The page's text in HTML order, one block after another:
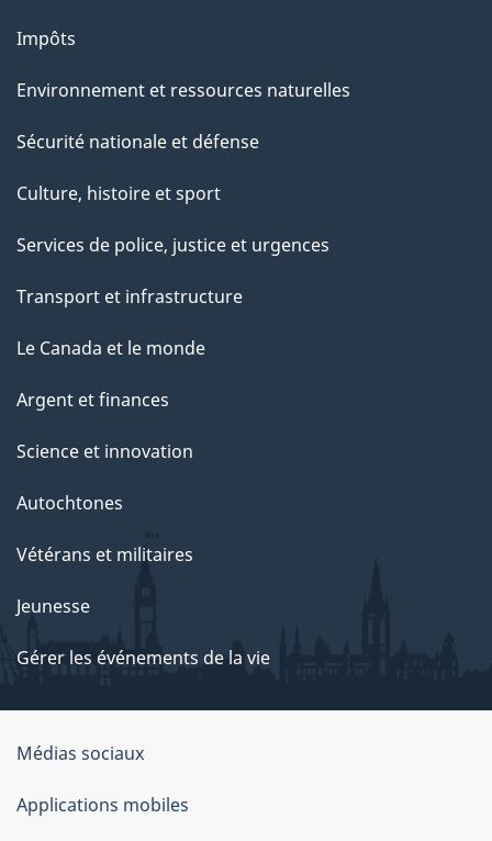
Impôts
Environnement et ressources naturelles
Sécurité nationale et défense
Culture, histoire et sport
Services de police, justice et urgences
Transport et infrastructure
Le Canada et le monde
Argent et finances
Science et innovation
Autochtones
Vétérans et militaires
Jeunesse
Gérer les événements de la vie
Organisation
du
gouvernement
Médias sociaux
Applications mobiles